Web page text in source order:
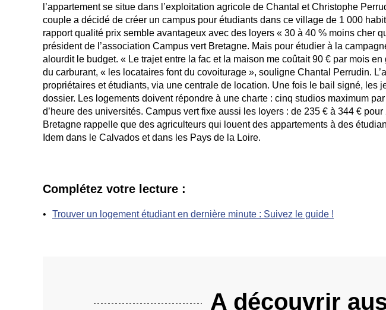
l’appartement se situe dans l’exploitation agricole de Chantal et Christophe
couple a décidé de créer un campus pour étudiants dans ce village de 1 000
rapport qualité prix semble avantageux avec des loyers « 30 à 40 % moins cher
président de l’association Campus vert Bretagne. Mais pour étudier à la
alourdit le budget. « Le trajet entre la fac et la maison me coûtait 90 € par mois
du carburant, « les locataires font du covoiturage », souligne Chantal Perrudin.
propriétaires et étudiants, via une centrale de location. Une fois le bail signé, les
dossier. Les logements doivent répondre à une charte : cinq studios maximum
d’heure des universités. Campus vert fixe aussi les loyers : de 235 € à 344 €
Bretagne rappelle que des agriculteurs qui louent des appartements à des
Idem dans le Calvados et dans les Pays de la Loire.
Complétez votre lecture :
Trouver un logement étudiant en dernière minute : Suivez le guide !
A découvrir